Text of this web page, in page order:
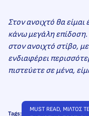
Στον ανοιχτό θα
κάνω μεγάλη
στον ανοιχτό στίβο,
ενδιαφέρει
πιστεύετε σε μένα,
Tags:
MUST READ, ΜΙΛΤΟΣ